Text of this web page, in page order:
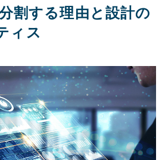
割する理由と設計の
ィス